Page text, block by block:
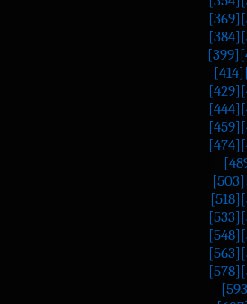
[369]
[384]
[399]
[414]
[429]
[444]
[459]
[474]
[503]
[518]
[533]
[548]
[563]
[578]